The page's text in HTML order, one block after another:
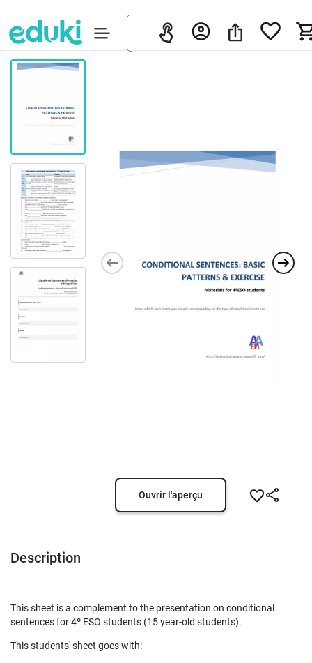
Ouvrir l'aperçu
Description
This sheet is a complement to the presentation on conditional
sentences for 4º ESO students (15 year-old students).
This students' sheet goes with: